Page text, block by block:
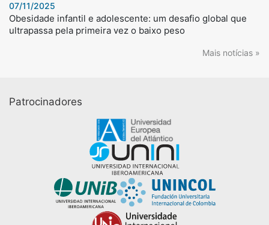
07/11/2025
Obesidade infantil e adolescente: um desafio global que
ultrapassa pela primeira vez o baixo peso
Mais notícias »
Patrocinadores